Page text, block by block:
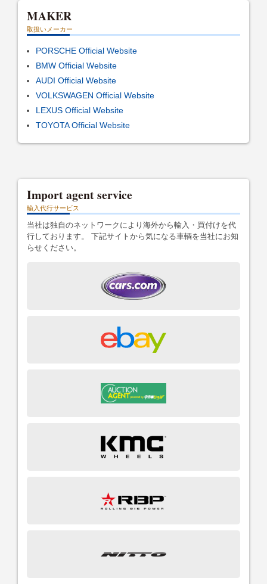
MAKER
取扱いメーカー
PORSCHE Official Website
BMW Official Website
AUDI Official Website
VOLKSWAGEN Official Website
LEXUS Official Website
TOYOTA Official Website
Import agent service
輸入代行サービス
当社は独自のネットワークにより海外から輸入・買付けを代
行しております。 下記サイトから気になる車輌を当社にお知
らせください。